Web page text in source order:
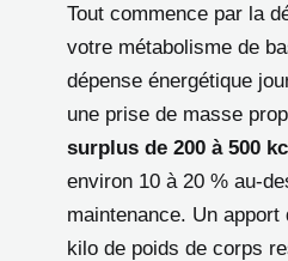
Tout commence par la
votre métabolisme de
dépense énergétique
une prise de masse
surplus de 200 à 500
environ 10 à 20 % au-
maintenance. Un
kilo de poids de corps